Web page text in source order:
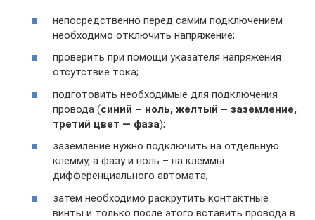
непосредственно перед самим подключением
необходимо отключить напряжение;
проверить при помощи указателя напряжения
отсутствие тока;
подготовить необходимые для подключения
провода (синий – ноль, желтый – заземление,
третий цвет — фаза);
заземление нужно подключить на отдельную
клемму, а фазу и ноль – на клеммы
дифференциального автомата;
затем необходимо раскрутить контактные
винты и только после этого вставить провода в